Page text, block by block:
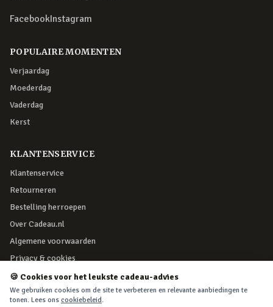
FacebookInstagram
POPULAIRE MOMENTEN
Verjaardag
Moederdag
Vaderdag
Kerst
KLANTENSERVICE
Klantenservice
Retourneren
Bestelling herroepen
Over Cadeau.nl
Algemene voorwaarden
Privacy & cookies
VEILIG BETALEN
🍪 Cookies voor het leukste cadeau-advies
We gebruiken cookies om de site te verbeteren en relevante aanbiedingen te
tonen. Lees ons cookiebeleid.